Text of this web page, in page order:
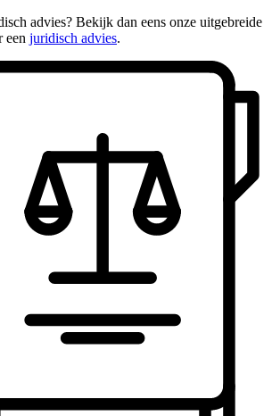
advies? Bekijk dan eens onze uitgebreide
een juridisch advies.